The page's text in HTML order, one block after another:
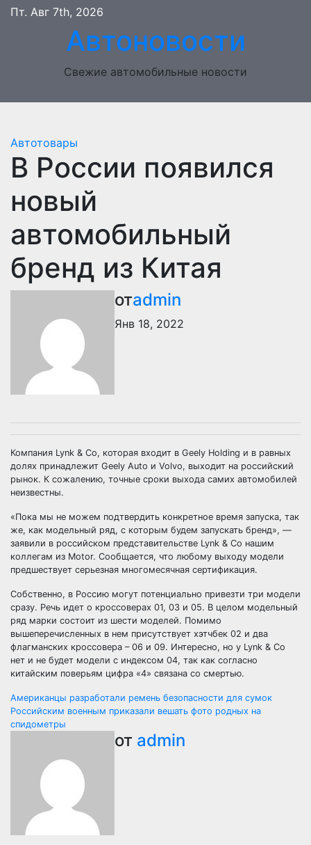
Перейти
содержимому
Пт. Авг 7th, 2026
Автоновости
Свежие автомобильные новости
Автотовары
В России появился
новый
автомобильный
бренд из Китая
отadmin
Янв 18, 2022
Компания Lynk & Co, которая входит в Geely Holding и в равных
долях принадлежит Geely Auto и Volvo, выходит на российский
рынок. К сожалению, точные сроки выхода самих автомобилей
неизвестны.
«Пока мы не можем подтвердить конкретное время запуска, так
же, как модельный ряд, с которым будем запускать бренд», —
заявили в российском представительстве Lynk & Co нашим
коллегам из Motor. Сообщается, что любому выходу модели
предшествует серьезная многомесячная сертификация.
Собственно, в Россию могут потенциально привезти три модели
сразу. Речь идет о кроссоверах 01, 03 и 05. В целом модельный
ряд марки состоит из шести моделей. Помимо
вышеперечисленных в нем присутствует хэтчбек 02 и два
флагманских кроссовера – 06 и 09. Интересно, но у Lynk & Co
нет и не будет модели с индексом 04, так как согласно
китайским поверьям цифра «4» связана со смертью.
Навигация
по
записям
Американцы разработали ремень безопасности для сумок
Российским военным приказали вешать фото родных на
спидометры
от admin